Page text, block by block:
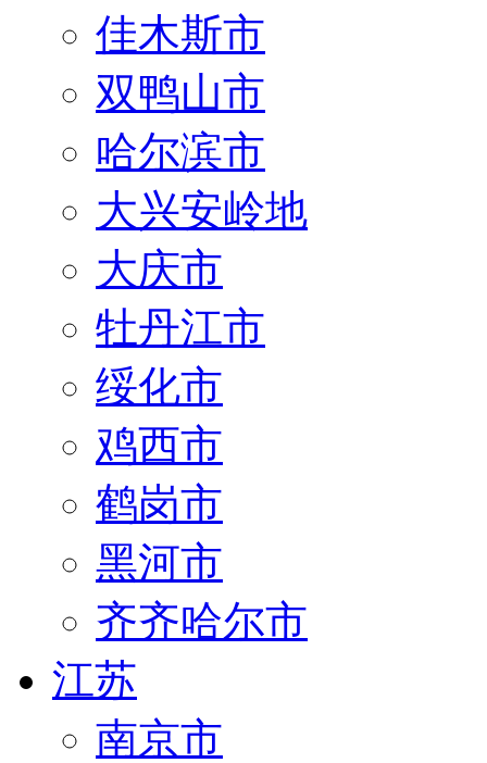
佳木斯市
双鸭山市
哈尔滨市
大兴安岭地
大庆市
牡丹江市
绥化市
鸡西市
鹤岗市
黑河市
齐齐哈尔市
江苏
南京市